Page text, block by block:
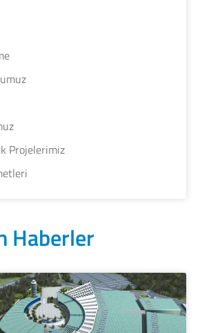
Projelerimiz
Haberler